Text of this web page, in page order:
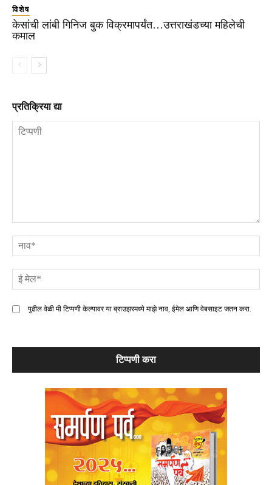
विशेष
केसांची लांबी गिनिज बुक विक्रमापर्यंत…उत्तराखंडच्या महिलेची
कमाल
प्रतिक्रिया द्या
पुढील वेळी मी टिप्पणी केल्यावर या ब्राउझरमध्ये माझे नाव, ईमेल आणि वेबसाइट जतन करा.